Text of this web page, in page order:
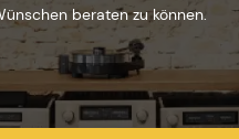
beraten zu können.